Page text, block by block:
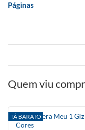
Páginas
Quem viu
TÁ BARATO
Giz De Cera Meu 1
Cores